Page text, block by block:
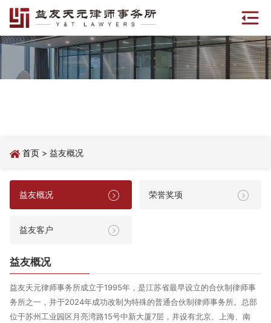
首页 > 益友概况
益友概况 荣誉奖项
益友客户
益友概况
益友天元律师事务所成立于1995年，是江苏省最早设立的合伙制律师事
务所之一，并于2024年成功改制为特殊的普通合伙制律师事务所。总部
位于苏州工业园区月亮湾路15号中新大厦7层，并设有北京、上海、南